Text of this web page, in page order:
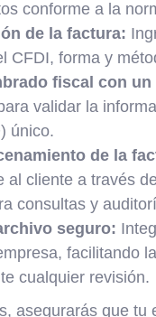
conforme a la
de la factura:
CFDI, forma y
fiscal con un
validar la
único.
de la
al cliente a través
consultas y
seguro:
facilitando
cualquier revisión.
asegurarás que